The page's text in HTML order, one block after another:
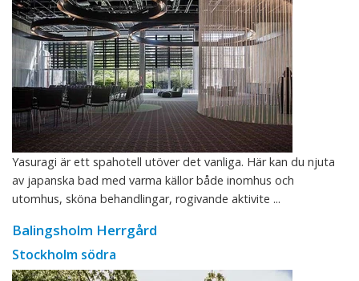
Yasuragi är ett spahotell utöver det vanliga. Här kan du njuta
av japanska bad med varma källor både inomhus och
utomhus, sköna behandlingar, rogivande aktivite ...
Balingsholm Herrgård
Stockholm södra